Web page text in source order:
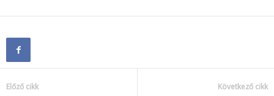
Előző cikk Következő cikk